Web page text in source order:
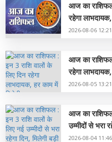
आज का राशिफल
रहेगा
2026-08-06
आज का राशिफल
रहेगा
2026-08-05
आज का
उम्मीदों से भरा
2026-08-04